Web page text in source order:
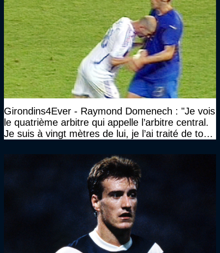
Girondins4Ever - Raymond Domenech : "Je vois
le quatrième arbitre qui appelle l’arbitre central.
Je suis à vingt mètres de lui, je l’ai traité de tous